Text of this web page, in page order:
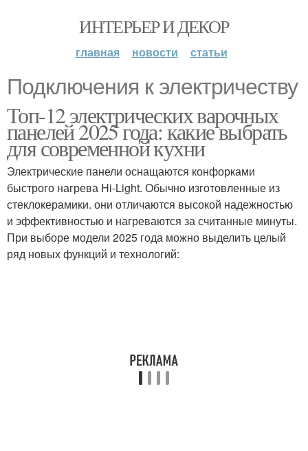
ИНТЕРЬЕР И ДЕКОР
главная новости статьи
Подключения к электричеству
Топ-12 электрических варочных
панелей 2025 года: какие выбрать
для современной кухни
Электрические панели оснащаются конфорками
быстрого нагрева Hi-Light. Обычно изготовленные из
стеклокерамики. они отличаются высокой надежностью
и эффективностью и нагреваются за считанные минуты.
При выборе модели 2025 года можно выделить целый
ряд новых функций и технологий: